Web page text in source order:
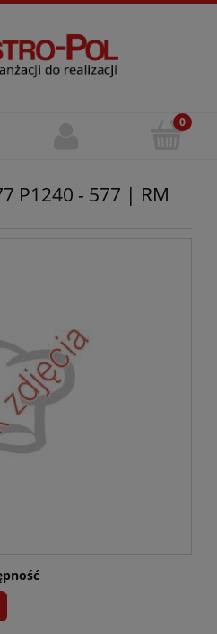
P1240 - 577 | RM